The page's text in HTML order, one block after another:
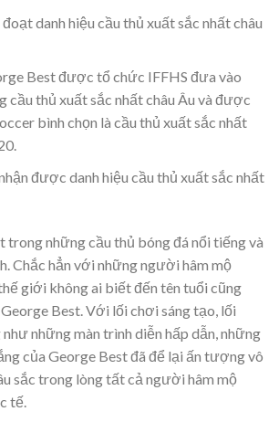
danh hiệu cầu thủ xuất sắc nhất châu
Best được tổ chức IFFHS đưa vào
cầu thủ xuất sắc nhất châu Âu và được
bình chọn là cầu thủ xuất sắc nhất
được danh hiệu cầu thủ xuất sắc nhất
trong những cầu thủ bóng đá nổi tiếng và
Chắc hẳn với những người hâm mộ
giới không ai biết đến tên tuổi cũng
Best. Với lối chơi sáng tạo, lối
những màn trình diễn hấp dẫn, những
của George Best đã để lại ấn tượng vô
sắc trong lòng tất cả người hâm mộ
tế.